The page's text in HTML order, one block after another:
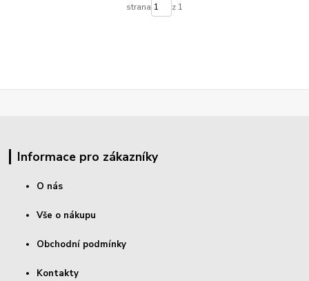
strana z 1
Informace pro zákazníky
O nás
Vše o nákupu
Obchodní podmínky
Kontakty